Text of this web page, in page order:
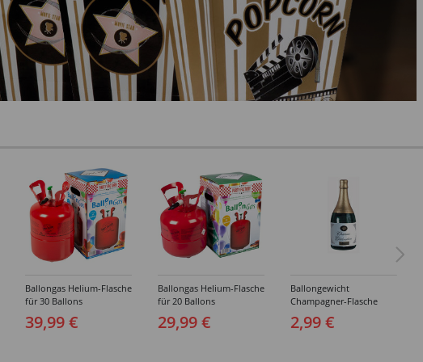
Ballongas Helium-Flasche
für 30 Ballons
39,99 €
Ballongas Helium-Flasche
für 20 Ballons
29,99 €
Ballongewicht
Champagner-Flasche
2,99 €